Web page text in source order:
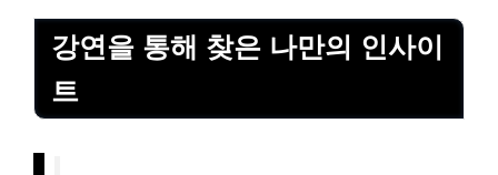
강연을 통해 찾은 나만의 인사이
트